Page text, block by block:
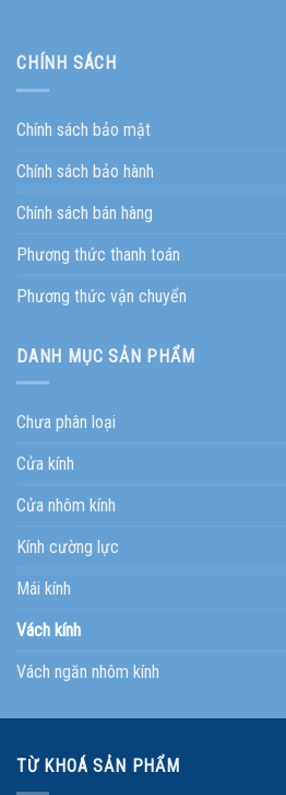
CHÍNH SÁCH
Chính sách bảo mật
Chính sách bảo hành
Chính sách bán hàng
Phương thức thanh toán
Phương thức vận chuyển
DANH MỤC SẢN PHẨM
Chưa phân loại
Cửa kính
Cửa nhôm kính
Kính cường lực
Mái kính
Vách kính
Vách ngăn nhôm kính
TỪ KHOÁ SẢN PHẨM